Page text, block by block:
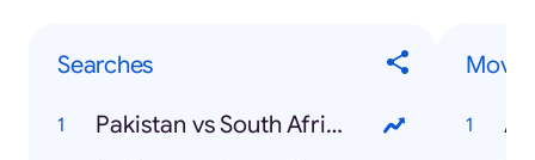
Searches
Pakistan vs South Africa